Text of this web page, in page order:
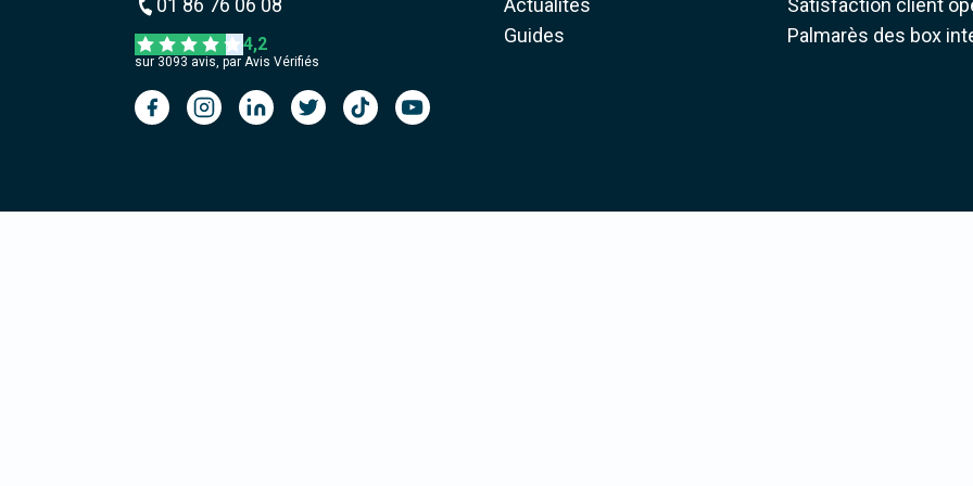
01 86 76 06 08
4,2
sur 3093 avis, par Avis Vérifiés
Actualités
Guides
Satisfaction client
Palmarès des box